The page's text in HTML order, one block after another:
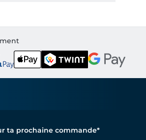
ta prochaine commande*